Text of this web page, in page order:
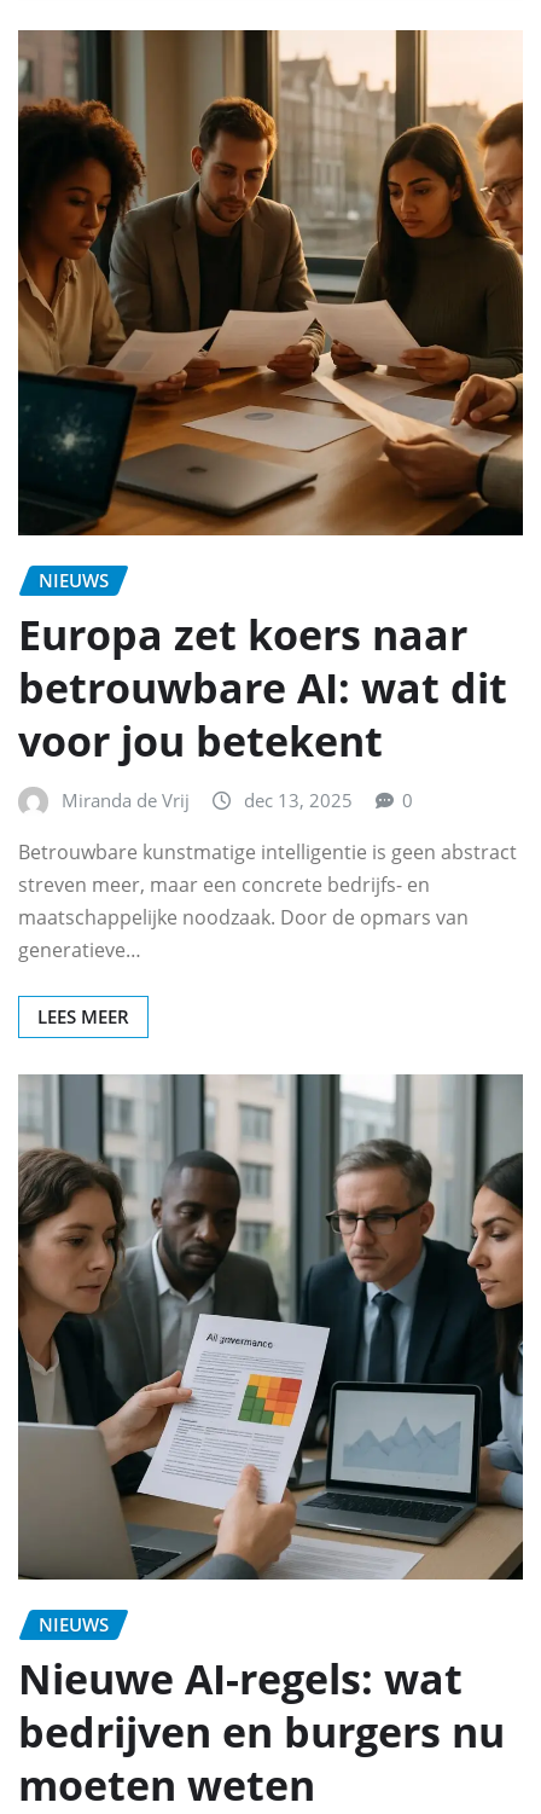
NIEUWS
Europa zet koers naar
betrouwbare AI: wat dit
voor jou betekent
Miranda de Vrij dec 13, 2025 0
Betrouwbare kunstmatige intelligentie is geen abstract
streven meer, maar een concrete bedrijfs- en
maatschappelijke noodzaak. Door de opmars van
generatieve…
LEES MEER
NIEUWS
Nieuwe AI-regels: wat
bedrijven en burgers nu
moeten weten